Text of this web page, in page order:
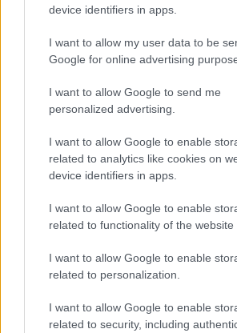
device identifiers in apps.
I want to allow my user data to be
Google for online advertising
I want to allow Google to send me
personalized advertising.
I want to allow Google to enable
related to analytics like cookies on
device identifiers in apps.
I want to allow Google to enable
related to functionality of the website
I want to allow Google to enable
related to personalization.
I want to allow Google to enable
related to security, including
ΠΟΛΙΤΙΚΗ
06/07/2026 - 11:59
Σύνοδος ΝΑΤΟ στην
επαναπροσέγγιση ΗΠΑ -
μεγάλο τεστ ετοιμότητας
Σε αυτό το ρευστό
σκεπτικισμός καταγράφεται
στάση της ΕΕ, η οποία μέσω
(Κάλας, Κος, Μπρούνερ)
ένα μοντέλο σχέσεων με την